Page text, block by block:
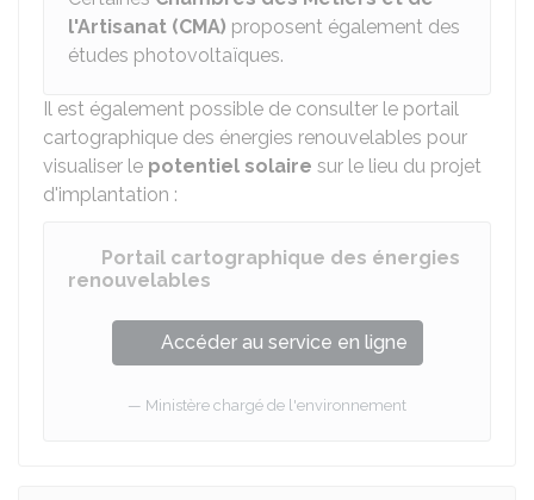
l'Artisanat (CMA) proposent également des
études photovoltaïques.
Il est également possible de consulter le portail
cartographique des énergies renouvelables pour
visualiser le potentiel solaire sur le lieu du projet
d'implantation :
Portail cartographique des énergies
renouvelables
Accéder au service en ligne
Ministère chargé de l'environnement